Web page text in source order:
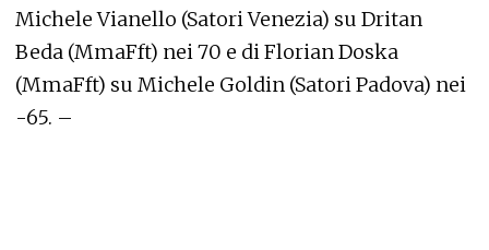
Michele Vianello (Satori Venezia) su Dritan
Beda (MmaFft) nei 70 e di Florian Doska
(MmaFft) su Michele Goldin (Satori Padova) nei
-65. –